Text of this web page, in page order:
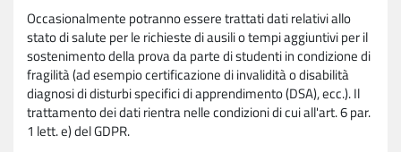
Occasionalmente potranno essere trattati dati relativi allo
stato di salute per le richieste di ausili o tempi aggiuntivi per il
sostenimento della prova da parte di studenti in condizione di
fragilità (ad esempio certificazione di invalidità o disabilità
diagnosi di disturbi specifici di apprendimento (DSA), ecc.). Il
trattamento dei dati rientra nelle condizioni di cui all'art. 6 par.
1 lett. e) del GDPR.